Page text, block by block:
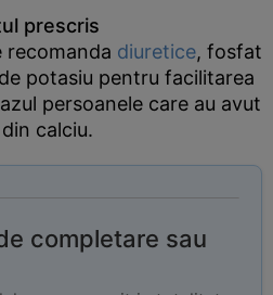
prescris
recomanda diuretice, fosfat
potasiu pentru facilitarea
persoanele care au avut
calciu.
completare sau